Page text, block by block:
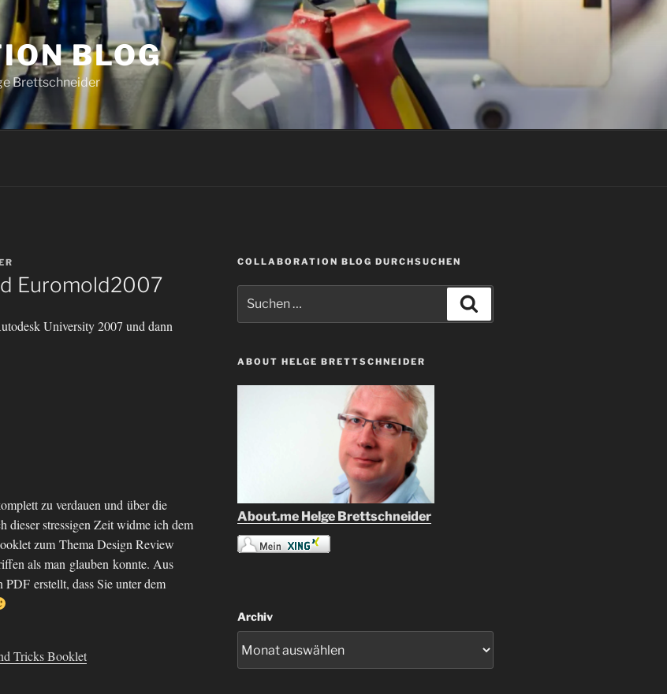
BLOG
Brettschneider
Euromold2007
University 2007 und dann
zu verdauen und über die
dieser stressigen Zeit widme ich dem
zum Thema Design Review
als man glauben konnte. Aus
PDF erstellt, dass Sie unter dem
Tricks Booklet
COLLABORATION BLOG DURCHSUCHEN
nach:
ABOUT HELGE BRETTSCHNEIDER
About.me Helge Brettschneider
Archiv